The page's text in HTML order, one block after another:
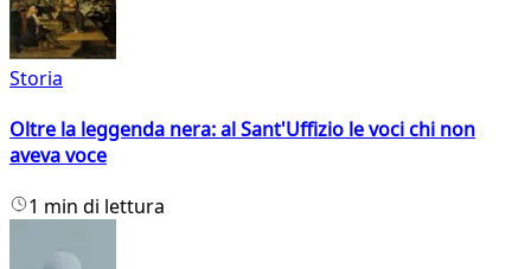
Storia
Oltre la leggenda nera: al Sant'Uffizio le voci chi non
aveva voce
1 min di lettura